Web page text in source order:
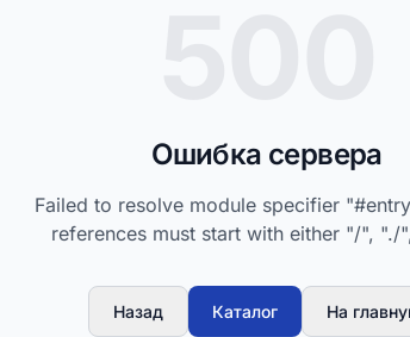
Ошибка сервера
Failed to resolve module specifier
references must start with either "/", "./
Назад Каталог На